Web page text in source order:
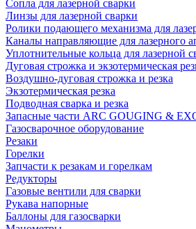
Сопла для лазерной сварки
Линзы для лазерной сварки
Ролики подающего механизма для
Каналы направляющие для лазерного
Уплотнительные кольца для лазерной
Дуговая строжка и экзотермическая
Воздушно-дуговая строжка и резка
Экзотермическая резка
Подводная сварка и резка
Запасные части ARC GOUGING &
Газосварочное оборудование
Резаки
Горелки
Запчасти к резакам и горелкам
Редукторы
Газовые вентили для сварки
Рукава напорные
Баллоны для газосварки